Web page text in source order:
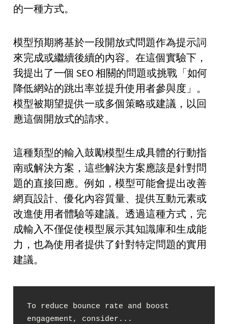
的一種方式。
模型預期將基於一段開放式問題作為提示詞
來完成或繼續後續的內容。在這個實驗下，
我提出了一個 SEO 相關的問題或挑戰「如何
降低網站的跳出率並提升使用者參與度」。
模型被期望提供一或多個策略或建議，以回
應這個開放式的請求。
這種類型的輸入鼓勵模型生成具體的行動指
南或解決方案，這些解決方案應該是針對問
題的直接回應。例如，模型可能會提出改善
網頁設計、優化內容質量、提供互動元素或
改進使用者體驗等建議。透過這種方式，完
成輸入不僅促使模型展示其知識庫和生成能
力，也為使用者提供了針對特定問題的實用
建議。
To reduce bounce rate and boost
engagement, consider...